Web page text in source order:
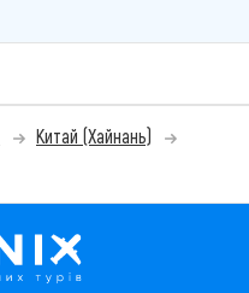
Китай (Хайнань)